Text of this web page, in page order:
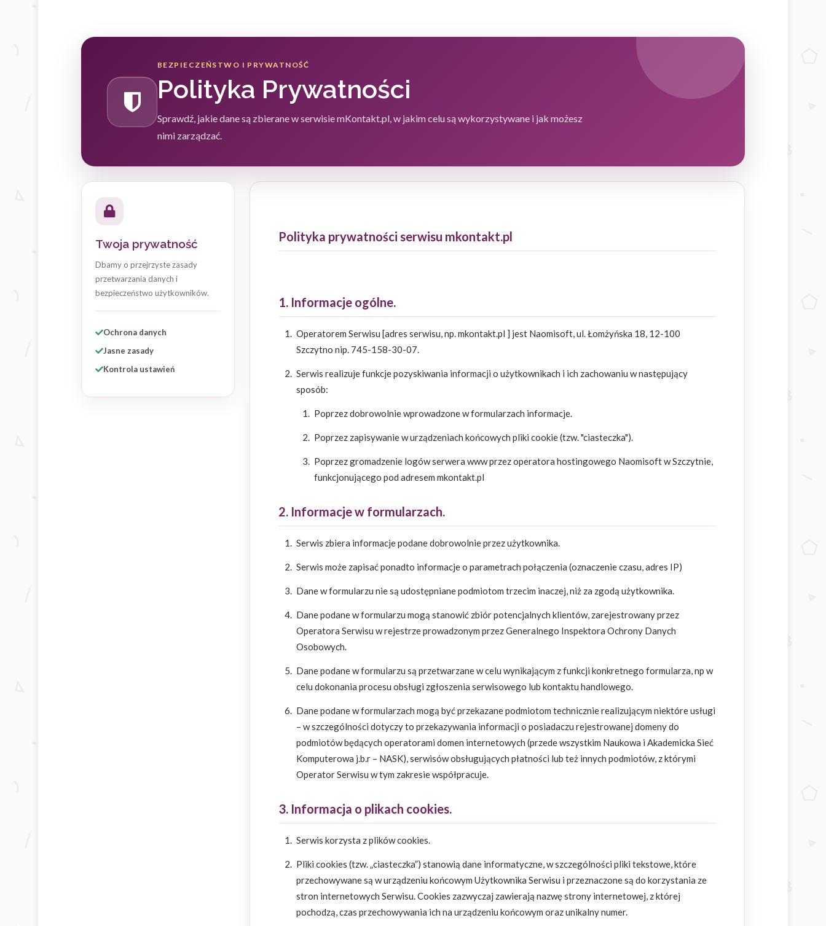
BEZPIECZEŃSTWO I PRYWATNOŚĆ
Polityka Prywatności
Sprawdź, jakie dane są zbierane w serwisie mKontakt.pl, w jakim celu są wykorzystywane i jak możesz
nimi zarządzać.
Twoja prywatność
Dbamy o przejrzyste zasady
przetwarzania danych i
bezpieczeństwo użytkowników.
Ochrona danych
Jasne zasady
Kontrola ustawień
Polityka prywatności serwisu mkontakt.pl
1. Informacje ogólne.
Operatorem Serwisu [adres serwisu, np. mkontakt.pl ] jest Naomisoft, ul. Łomżyńska 18, 12-100
Szczytno nip. 745-158-30-07.
Serwis realizuje funkcje pozyskiwania informacji o użytkownikach i ich zachowaniu w następujący
sposób:
Poprzez dobrowolnie wprowadzone w formularzach informacje.
Poprzez zapisywanie w urządzeniach końcowych pliki cookie (tzw. "ciasteczka").
Poprzez gromadzenie logów serwera www przez operatora hostingowego Naomisoft w Szczytnie,
funkcjonującego pod adresem mkontakt.pl
2. Informacje w formularzach.
Serwis zbiera informacje podane dobrowolnie przez użytkownika.
Serwis może zapisać ponadto informacje o parametrach połączenia (oznaczenie czasu, adres IP)
Dane w formularzu nie są udostępniane podmiotom trzecim inaczej, niż za zgodą użytkownika.
Dane podane w formularzu mogą stanowić zbiór potencjalnych klientów, zarejestrowany przez
Operatora Serwisu w rejestrze prowadzonym przez Generalnego Inspektora Ochrony Danych
Osobowych.
Dane podane w formularzu są przetwarzane w celu wynikającym z funkcji konkretnego formularza, np w
celu dokonania procesu obsługi zgłoszenia serwisowego lub kontaktu handlowego.
Dane podane w formularzach mogą być przekazane podmiotom technicznie realizującym niektóre usługi
– w szczególności dotyczy to przekazywania informacji o posiadaczu rejestrowanej domeny do
podmiotów będących operatorami domen internetowych (przede wszystkim Naukowa i Akademicka Sieć
Komputerowa j.b.r – NASK), serwisów obsługujących płatności lub też innych podmiotów, z którymi
Operator Serwisu w tym zakresie współpracuje.
3. Informacja o plikach cookies.
Serwis korzysta z plików cookies.
Pliki cookies (tzw. „ciasteczka”) stanowią dane informatyczne, w szczególności pliki tekstowe, które
przechowywane są w urządzeniu końcowym Użytkownika Serwisu i przeznaczone są do korzystania ze
stron internetowych Serwisu. Cookies zazwyczaj zawierają nazwę strony internetowej, z której
pochodzą, czas przechowywania ich na urządzeniu końcowym oraz unikalny numer.